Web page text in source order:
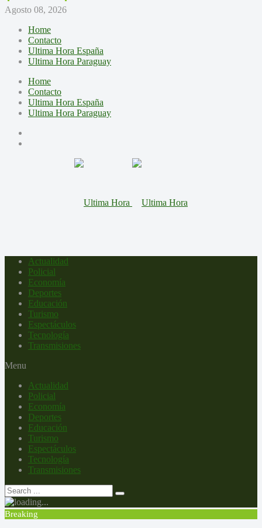
Agosto 08, 2026
Home
Contacto
Ultima Hora España
Ultima Hora Paraguay
Home
Contacto
Ultima Hora España
Ultima Hora Paraguay
Actualidad
Policial
Economía
Deportes
Educación
Turismo
Espectáculos
Tecnología
Transmisiones
Menu
Actualidad
Policial
Economía
Deportes
Educación
Turismo
Espectáculos
Tecnología
Transmisiones
Breaking